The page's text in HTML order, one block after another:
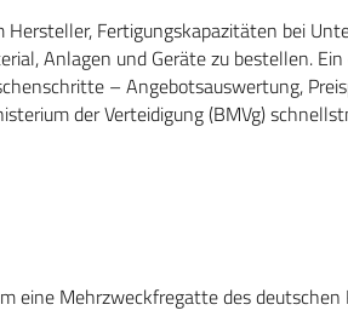
Hersteller, Fertigungskapazitäten bei
Anlagen und Geräte zu bestellen.
– Angebotsauswertung,
der Verteidigung (BMVg)
eine Mehrzweckfregatte des